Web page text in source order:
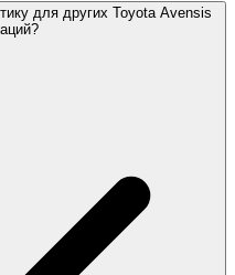
для других Toyota Avensis